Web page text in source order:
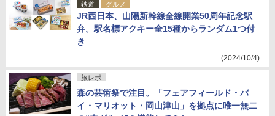
鉄道 グルメ
JR西日本、山陽新幹線全線開業50周年記念駅
弁。駅名標アクキー全15種からランダム1つ付
き
(2024/10/4)
旅レポ
森の芸術祭で注目。「フェアフィールド・バ
イ・マリオット・岡山津山」を拠点に唯一無二